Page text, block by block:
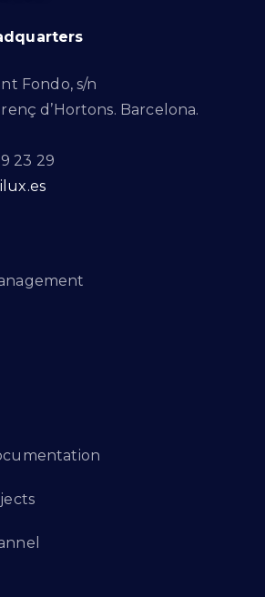
Fondo, s/n
d’Hortons. Barcelona.
23 29